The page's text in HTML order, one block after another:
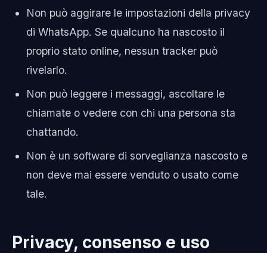
Non può aggirare le impostazioni della privacy
di WhatsApp. Se qualcuno ha nascosto il
proprio stato online, nessun tracker può
rivelarlo.
Non può leggere i messaggi, ascoltare le
chiamate o vedere con chi una persona sta
chattando.
Non è un software di sorveglianza nascosto e
non deve mai essere venduto o usato come
tale.
Privacy, consenso e uso